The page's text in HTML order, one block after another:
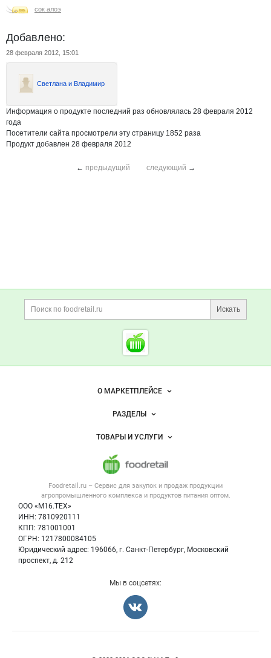
сок алоэ
Добавлено:
28 февраля 2012, 15:01
Светлана и Владимир
Информация о продукте последний раз обновлялась 28 февраля 2012
года
Посетители сайта просмотрели эту страницу 1852 раза
Продукт добавлен 28 февраля 2012
← предыдущий следующий →
Дополнительная информация
Поиск по сайту и
Искать
Cсылки на полезные
Foodretail.ru
— продукты
Важные разделы и контакты
Foodretail.ru – Сервис для закупок и продаж продукции
агропромышленного комплекса и продуктов питания оптом.
ООО «М16.ТЕХ»
ИНН: 7810920111
КПП: 781001001
ОГРН: 1217800084105
Юридический адрес: 196066, г. Санкт-Петербург, Московский
проспект, д. 212
Навигация по сайтуО МАРКЕТПЛЕЙСЕ
Новости Foodretail.ru
Размещение рекламы
Публичная оферта
Контактная информация
Политика обработки персональных данных
РАЗДЕЛЫ
Объявления
Новости рынка
Вакансии
ТОВАРЫ И УСЛУГИ
Напитки, соки, вода
Оборудование для пищепрома
Информация о компаниях
Мы в соцсетях: